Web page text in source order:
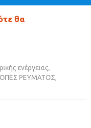
θα
ενέργειας,
ΡΕΥΜΑΤΟΣ,